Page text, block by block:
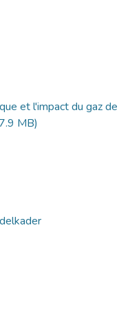
et l'impact du gaz de
MB)